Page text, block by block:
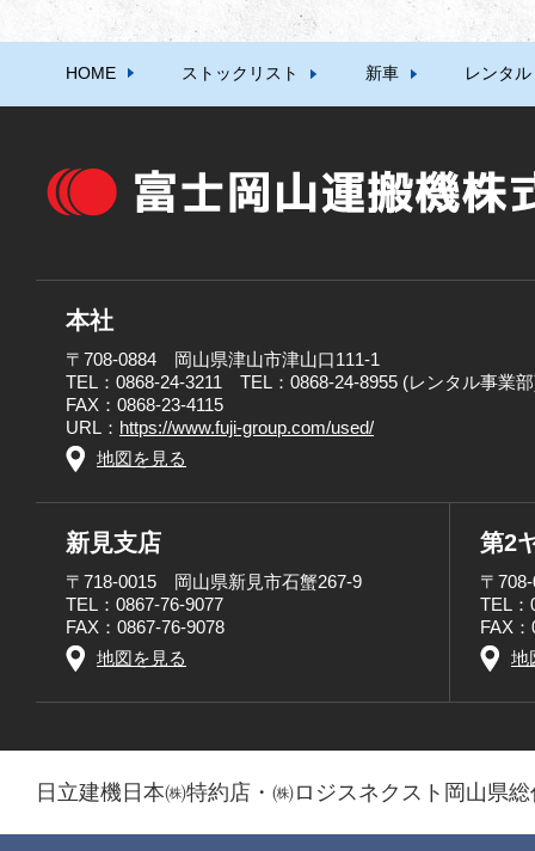
HOME ストックリスト 新車 レンタル
本社
〒708-0884 岡山県津山市津山口111-1
TEL：0868-24-3211 TEL：0868-24-8955 (レンタル事業
FAX：0868-23-4115
URL： https://www.fuji-group.com/used/
地図を見る
新見支店
〒718-0015 岡山県新見市石蟹267-9
TEL：0867-76-9077
FAX：0867-76-9078
地図を見る
第2
〒
TEL：
FAX
地
日立建機日本㈱特約店・㈱ロジスネクスト岡山県